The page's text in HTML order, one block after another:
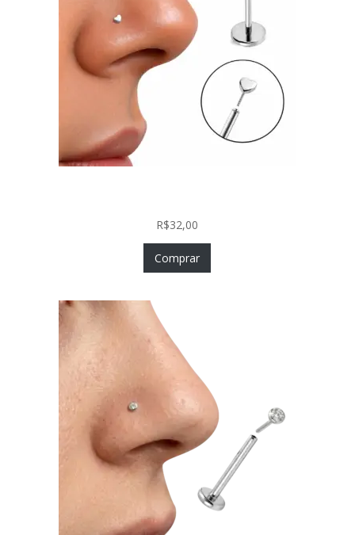
R$32,00
Comprar